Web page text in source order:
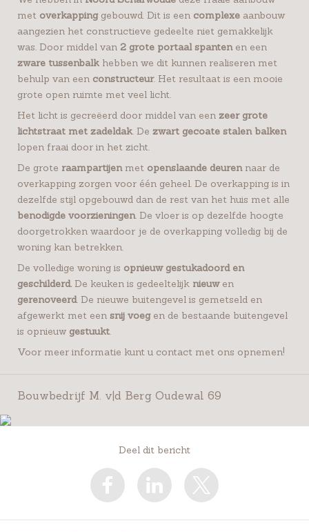
met overkappinggebouwd. Dit is een complexe aanbouw
aangezien het constructieve gedeelte niet gemakkelijk
was. Door middel van 2 grote portaal spantenen een
zware tussenbalk hebben we dit kunnen realiseren met
behulp van een constructeur. Het resultaat is een mooie
grote open ruimte met veel licht.
Het licht is gecreëerd door middel van een zeer grote
lichtstraat met zadeldak. De zwart gecoate stalen balken
lopen fraai door in het zicht.
De grote raampartijenmet openslaande deurennaar de
overkapping zorgen voor één geheel. De overkapping is in
dezelfde stijl opgebouwd dan de rest van het huis met alle
benodigde voorzieningen. De vloer is op dezelfde hoogte
doorgetrokken waardoor je de overkapping volledig bij de
woning kan betrekken.
De volledige woning is opnieuw gestukadoord en
geschilderd. De keuken is gedeeltelijk nieuwen
gerenoveerd. De nieuwe buitengevel is gemetseld en
afgewerkt met een snij voegen de bestaande buitengevel
is opnieuw gestuukt.
Voor meer informatie kunt u contact met ons opnemen!
Bouwbedrijf M. v|d Berg Oudewal 69
Deel dit bericht